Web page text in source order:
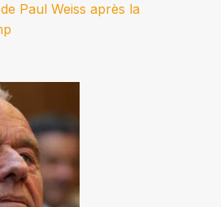
Paul Weiss après la